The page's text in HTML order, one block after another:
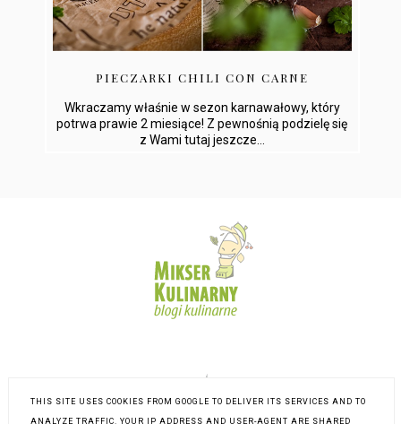
PIECZARKI CHILI CON CARNE
Wkraczamy właśnie w sezon karnawałowy, który
potrwa prawie 2 miesiące! Z pewnośnią podzielę się
z Wami tutaj jeszcze...
THIS SITE USES COOKIES FROM GOOGLE TO DELIVER ITS SERVICES AND TO
ANALYZE TRAFFIC. YOUR IP ADDRESS AND USER-AGENT ARE SHARED